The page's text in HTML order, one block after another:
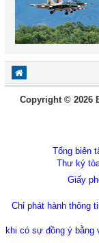
Copyright © 2026
Tổng biên
Thư ký
Giấy
Chỉ phát hành thông
khi có sự đồng ý bằng